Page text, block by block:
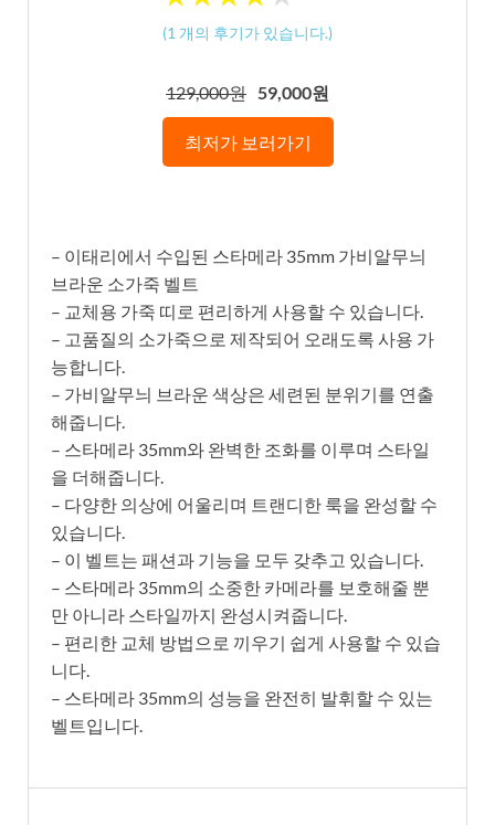
(1 개의 후기가 있습니다.)
129,000원 59,000원
최저가 보러가기
– 이태리에서 수입된 스타메라 35mm 가비알무늬
브라운 소가죽 벨트
– 교체용 가죽 띠로 편리하게 사용할 수 있습니다.
– 고품질의 소가죽으로 제작되어 오래도록 사용 가
능합니다.
– 가비알무늬 브라운 색상은 세련된 분위기를 연출
해줍니다.
– 스타메라 35mm와 완벽한 조화를 이루며 스타일
을 더해줍니다.
– 다양한 의상에 어울리며 트랜디한 룩을 완성할 수
있습니다.
– 이 벨트는 패션과 기능을 모두 갖추고 있습니다.
– 스타메라 35mm의 소중한 카메라를 보호해줄 뿐
만 아니라 스타일까지 완성시켜줍니다.
– 편리한 교체 방법으로 끼우기 쉽게 사용할 수 있습
니다.
– 스타메라 35mm의 성능을 완전히 발휘할 수 있는
벨트입니다.